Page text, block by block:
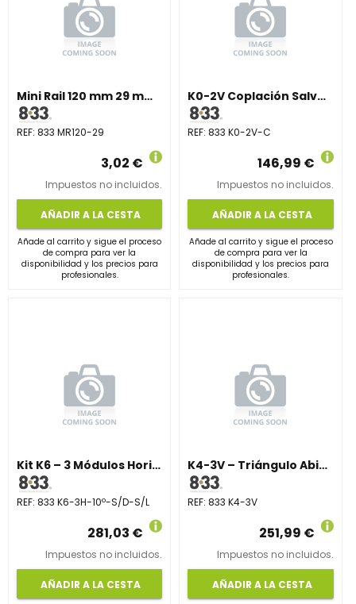
Mini Rail 120 mm 29 mm Alto
REF: 833 MR120-29
3,02 €
Impuestos no incluidos.
AÑADIR A LA CESTA
Añade al carrito y sigue el proceso
de compra para ver la
disponibilidad y los precios para
profesionales.
K0-2V Coplación Salvateja Cerámica Vertical
REF:833 K0-2V-C
146,99 €
Impuestos no incluidos.
AÑADIR A LA CESTA
Añade al carrito y sigue el proceso
de compra para ver la
disponibilidad y los precios para
profesionales.
Kit K6 – 3 Módulos Horizontales 10°
REF: 833 K6-3H-10º-S/D-S/L
281,03 €
Impuestos no incluidos.
AÑADIR A LA CESTA
K4-3V – Triángulo Abierto Vertical 15°
REF:833 K4-3V
251,99 €
Impuestos no incluidos.
AÑADIR A LA CESTA